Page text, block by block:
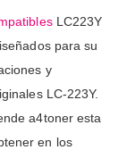
LC223Y
para su
y
LC-223Y.
a4toner esta
en los